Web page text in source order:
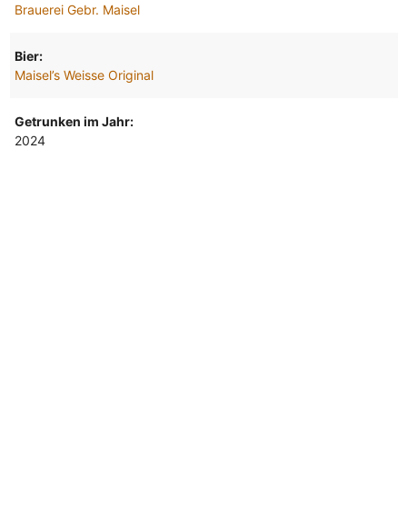
Brauerei Gebr. Maisel
Bier:
Maisel’s Weisse Original
Getrunken im Jahr:
2024